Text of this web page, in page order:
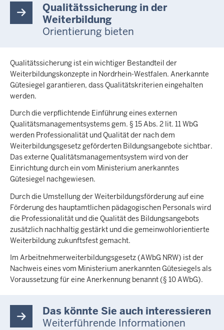
Qualitätssicherung in der
Weiterbildung
Orientierung bieten
Qualitätssicherung ist ein wichtiger Bestandteil der
Weiterbildungskonzepte in Nordrhein-Westfalen. Anerkannte
Gütesiegel garantieren, dass Qualitätskriterien eingehalten
werden.
Durch die verpflichtende Einführung eines externen
Qualitätsmanagementsystems gem. § 15 Abs. 2 lit. 11 WbG
werden Professionalität und Qualität der nach dem
Weiterbildungsgesetz geförderten Bildungsangebote sichtbar.
Das externe Qualitätsmanagementsystem wird von der
Einrichtung durch ein vom Ministerium anerkanntes
Gütesiegel nachgewiesen.
Durch die Umstellung der Weiterbildungsförderung auf eine
Förderung des hauptamtlichen pädagogischen Personals wird
die Professionalität und die Qualität des Bildungsangebots
zusätzlich nachhaltig gestärkt und die gemeinwohlorientierte
Weiterbildung zukunftsfest gemacht.
Im Arbeitnehmerweiterbildungsgesetz (AWbG NRW) ist der
Nachweis eines vom Ministerium anerkannten Gütesiegels als
Voraussetzung für eine Anerkennung benannt (§ 10 AWbG).
Das könnte Sie auch interessieren
Weiterführende Informationen